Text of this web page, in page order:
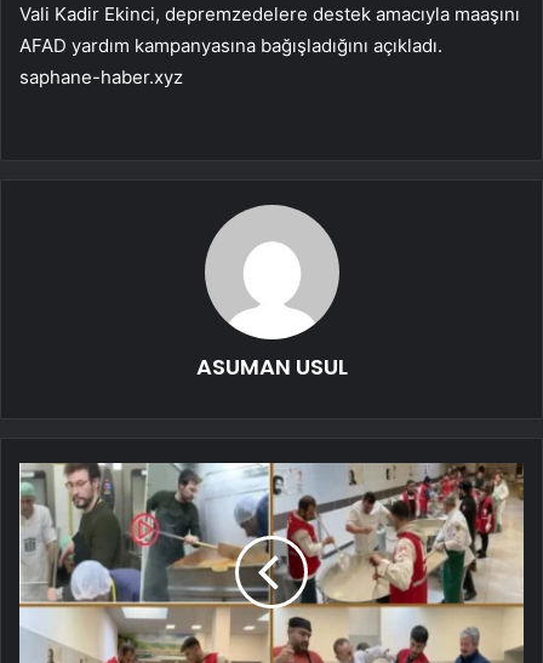
Vali Kadir Ekinci, depremzedelere destek amacıyla maaşını
AFAD yardım kampanyasına bağışladığını açıkladı.
saphane-haber.xyz
ASUMAN USUL